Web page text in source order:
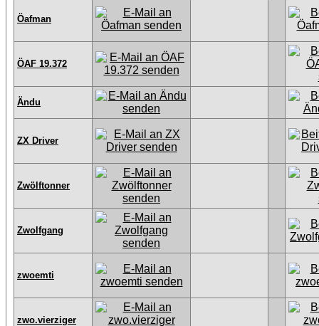
Öafman
ÖAF 19.372
Ändu
ZX Driver
Zwölftonner
Zwolfgang
zwoemti
zwo.vierziger